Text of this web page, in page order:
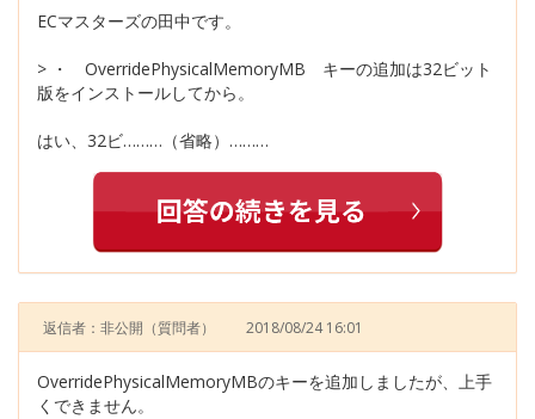
ECマスターズの田中です。
> ・ OverridePhysicalMemoryMB キーの追加は32ビット
版をインストールしてから。
はい、32ビ………（省略）………
返信者：非公開 （質問者） 2018/08/24 16:01
OverridePhysicalMemoryMBのキーを追加しましたが、上手
くできません。